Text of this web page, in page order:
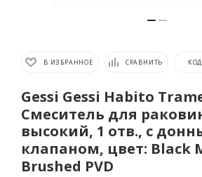
В ИЗБРАННОЕ СРАВНИТЬ
Gessi Gessi Habito
Смеситель для
высокий, 1 отв., с
клапаном, цвет: Black
Brushed PVD